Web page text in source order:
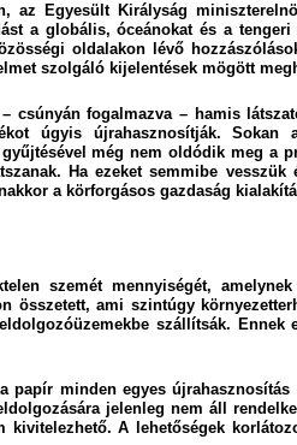
Egyesült Királyság
a globális, óceánokat és a
oldalakon lévő
szolgáló kijelentések mögött
fogalmazva – hamis
úgyis újrahasznosítják.
még nem oldódik meg a
Ha ezeket semmibe
a körforgásos gazdaság
szemét mennyiségét,
ami szintúgy
szállítsák. Ennek
minden egyes
jelenleg nem áll
A lehetőségek